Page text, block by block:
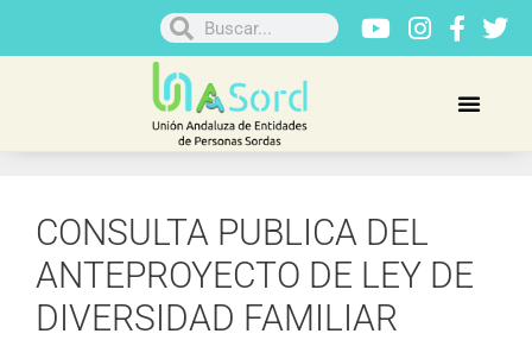
CONSULTA PUBLICA DEL
ANTEPROYECTO DE LEY DE
DIVERSIDAD FAMILIAR